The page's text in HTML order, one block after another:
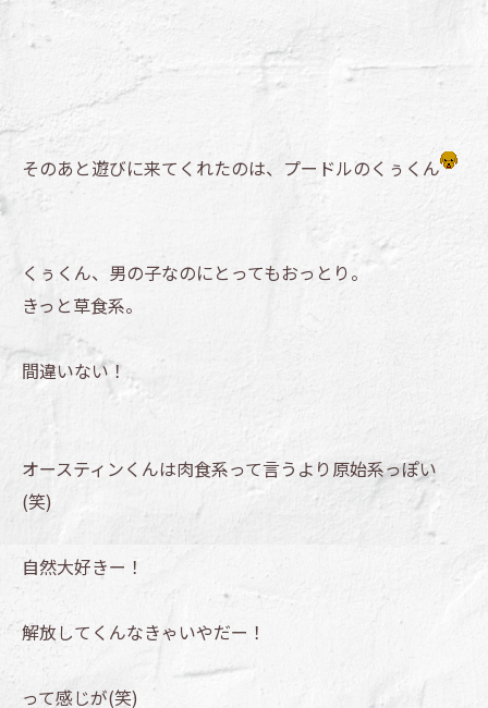
そのあと遊びに来てくれたのは、プードルのくぅくん
くぅくん、男の子なのにとってもおっとり。
きっと草食系。
間違いない！
オースティンくんは肉食系って言うより原始系っぽい
(笑)
自然大好きー！
解放してくんなきゃいやだー！
って感じが(笑)